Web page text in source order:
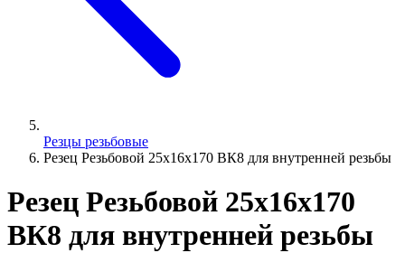
Резцы резьбовые
Резец Резьбовой 25х16х170 ВК8 для внутренней резьбы
Резец Резьбовой 25х16х170
ВК8 для внутренней резьбы